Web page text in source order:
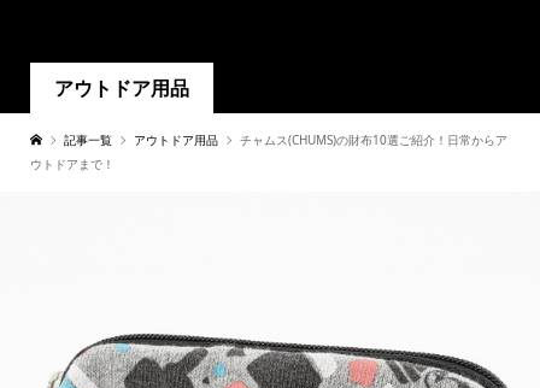
アウトドア用品
記事一覧 アウトドア用品
チャムス(CHUMS)の財布10選ご紹介！日常からア
ウトドアまで！